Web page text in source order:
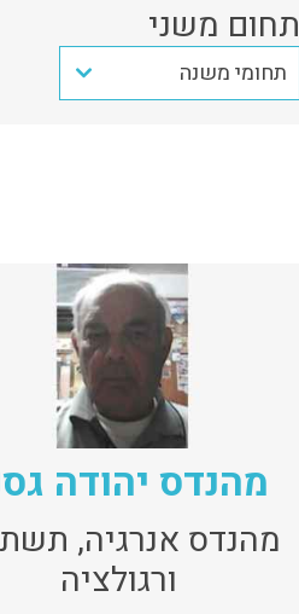
תחום משני
תחומי משנה
מהנדס יהודה
מהנדס אנרגיה,
ורגולציה